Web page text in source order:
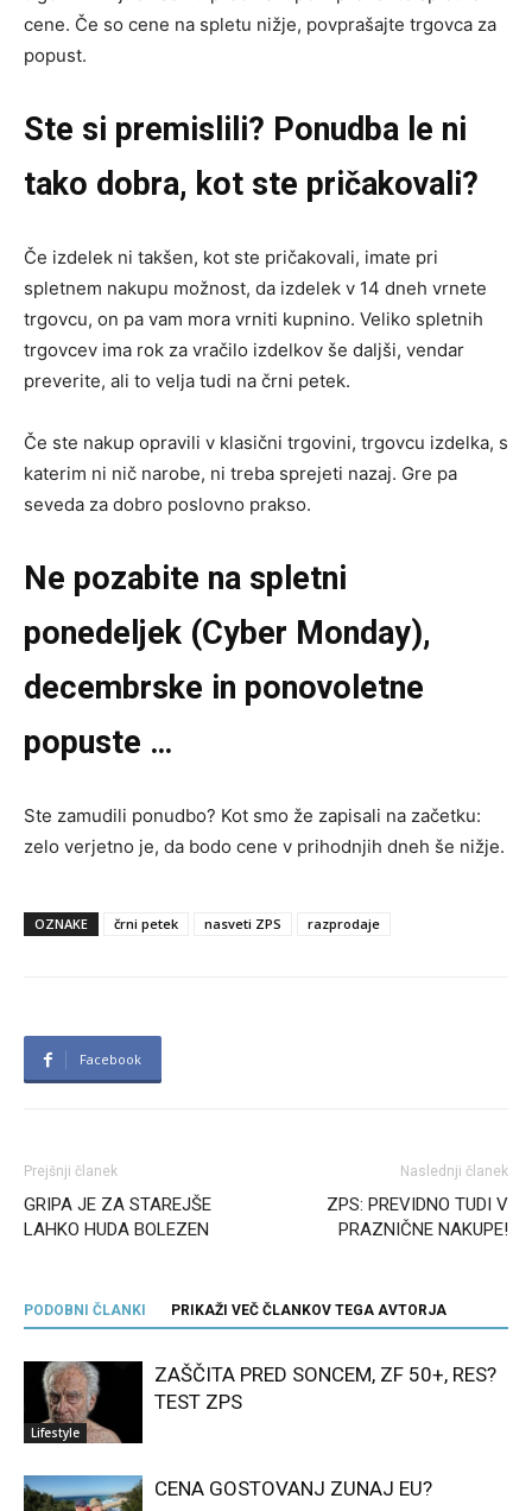
cene. Če so cene na spletu nižje, povprašajte trgovca za
popust.
Ste si premislili? Ponudba le ni
tako dobra, kot ste pričakovali?
Če izdelek ni takšen, kot ste pričakovali, imate pri
spletnem nakupu možnost, da izdelek v 14 dneh vrnete
trgovcu, on pa vam mora vrniti kupnino. Veliko spletnih
trgovcev ima rok za vračilo izdelkov še daljši, vendar
preverite, ali to velja tudi na črni petek.
Če ste nakup opravili v klasični trgovini, trgovcu izdelka, s
katerim ni nič narobe, ni treba sprejeti nazaj. Gre pa
seveda za dobro poslovno prakso.
Ne pozabite na spletni
ponedeljek (Cyber Monday),
decembrske in ponovoletne
popuste …
Ste zamudili ponudbo? Kot smo že zapisali na začetku:
zelo verjetno je, da bodo cene v prihodnjih dneh še nižje.
OZNAKE črni petek nasveti ZPS razprodaje
Facebook
Prejšnji članek
GRIPA JE ZA STAREJŠE
LAHKO HUDA BOLEZEN
Naslednji članek
ZPS: PREVIDNO TUDI V
PRAZNIČNE NAKUPE!
PODOBNI ČLANKI PRIKAŽI VEČ ČLANKOV TEGA AVTORJA
Lifestyle
ZAŠČITA PRED SONCEM, ZF 50+, RES?
TEST ZPS
CENA GOSTOVANJ ZUNAJ EU?